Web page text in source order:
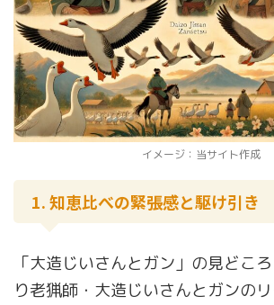
イメージ：当サイト作成
1. 知恵比べの緊張感と駆け引き
「大造じいさんとガン」の見どこ
り老猟師・大造じいさんとガンのリ